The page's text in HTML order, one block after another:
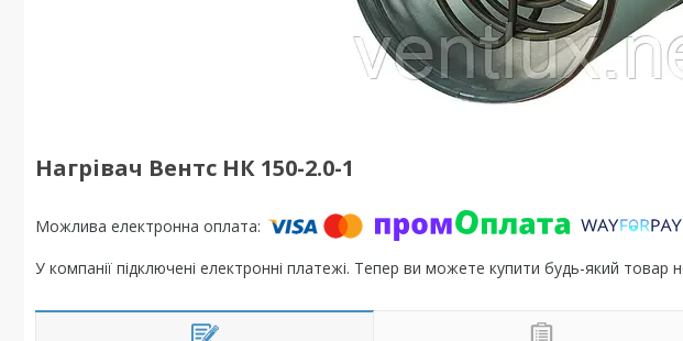
Нагрівач Вентс НК 150-2.0-1
У компанії підключені електронні платежі. Тепер ви можете купити будь-який товар